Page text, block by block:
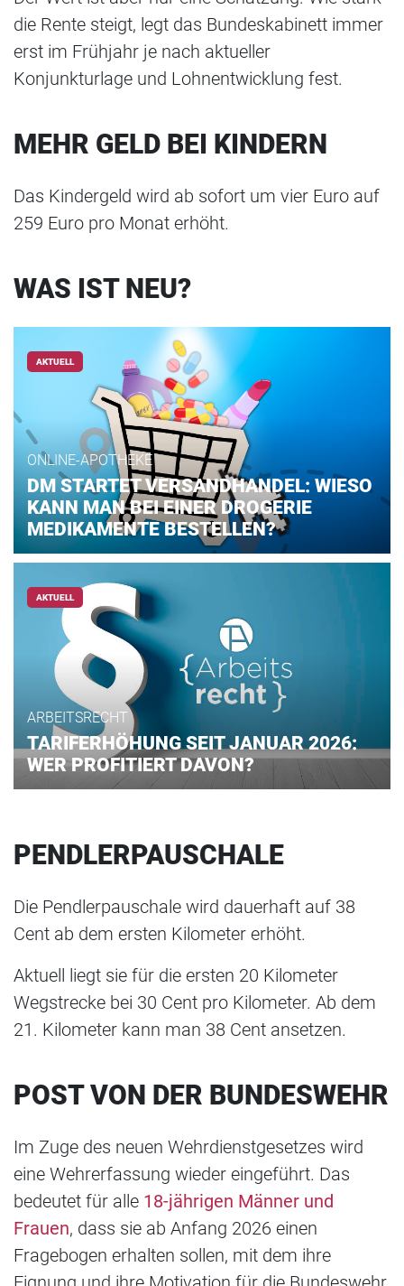
die Rente steigt, legt das Bundeskabinett immer
erst im Frühjahr je nach aktueller
Konjunkturlage und Lohnentwicklung fest.
MEHR GELD BEI KINDERN
Das Kindergeld wird ab sofort um vier Euro auf
259 Euro pro Monat erhöht.
WAS IST NEU?
AKTUELL
ONLINE-APOTHEKE
DM STARTET VERSANDHANDEL: WIESO
KANN MAN BEI EINER DROGERIE
MEDIKAMENTE BESTELLEN?
AKTUELL
ARBEITSRECHT
TARIFERHÖHUNG SEIT JANUAR 2026:
WER PROFITIERT DAVON?
PENDLERPAUSCHALE
Die Pendlerpauschale wird dauerhaft auf 38
Cent ab dem ersten Kilometer erhöht.
Aktuell liegt sie für die ersten 20 Kilometer
Wegstrecke bei 30 Cent pro Kilometer. Ab dem
21. Kilometer kann man 38 Cent ansetzen.
POST VON DER BUNDESWEHR
Im Zuge des neuen Wehrdienstgesetzes wird
eine Wehrerfassung wieder eingeführt. Das
bedeutet für alle 18-jährigen Männer und
Frauen, dass sie ab Anfang 2026 einen
Fragebogen erhalten sollen, mit dem ihre